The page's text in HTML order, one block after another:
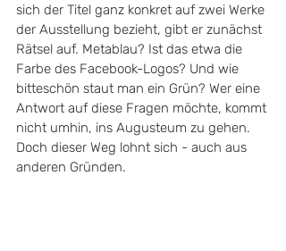
sich der Titel ganz konkret auf zwei Werke
der Ausstellung bezieht, gibt er zunächst
Rätsel auf. Metablau? Ist das etwa die
Farbe des Facebook-Logos? Und wie
bitteschön staut man ein Grün? Wer eine
Antwort auf diese Fragen möchte, kommt
nicht umhin, ins Augusteum zu gehen.
Doch dieser Weg lohnt sich - auch aus
anderen Gründen.